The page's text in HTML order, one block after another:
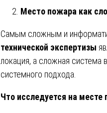
Место пожара как
Самым сложным и
технической экспертизы
локация, а сложная
системного подхода.
Что исследуется на месте